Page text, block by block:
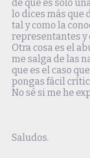
de que es sólo
lo dices más que
tal y como la
representantes y
Otra cosa es el
me salga de las
que es el caso
pongas fácil
No sé si me he
Saludos.